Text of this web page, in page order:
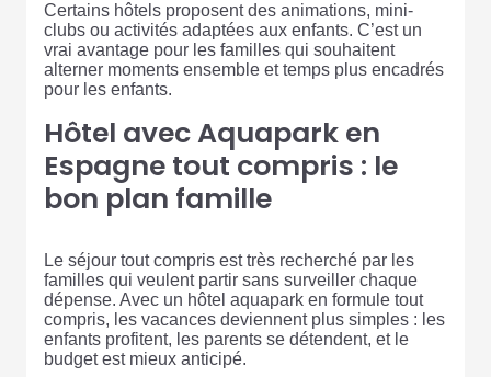
Certains hôtels proposent des animations, mini-
clubs ou activités adaptées aux enfants. C’est un
vrai avantage pour les familles qui souhaitent
alterner moments ensemble et temps plus encadrés
pour les enfants.
Hôtel avec Aquapark en
Espagne tout compris : le
bon plan famille
Le séjour tout compris est très recherché par les
familles qui veulent partir sans surveiller chaque
dépense. Avec un hôtel aquapark en formule tout
compris, les vacances deviennent plus simples : les
enfants profitent, les parents se détendent, et le
budget est mieux anticipé.